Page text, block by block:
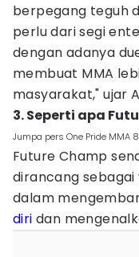
berpegang teguh
perlu dari segi
dengan adanya
membuat MMA
masyarakat," ujar
3. Seperti apa
Jumpa pers One Pride MMA
Future Champ
dirancang
dalam
diri dan